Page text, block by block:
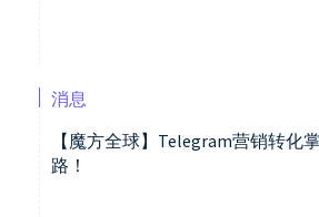
消息
【魔方全球】Telegram营销转化
路！